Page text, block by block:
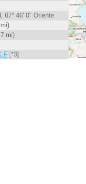
67° 46' 0" Oriente
mi)
[*3]